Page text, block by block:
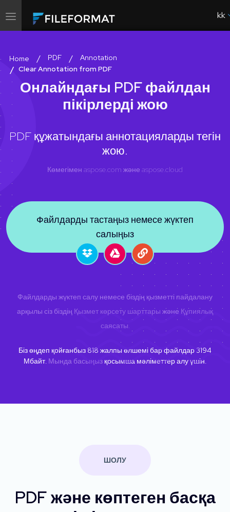
Навигацияны
ауыстырып
kk
Home PDF
Annotation
Clear Annotation from PDF
Онлайндағы PDF файлдан
пікірлерді жою
PDF құжатындағы аннотацияларды тегін
жою.
Көмегімен aspose.com және aspose.cloud
Файлдарды тастаңыз немесе жүктеп
салыңыз
Файлдарды жүктеп салу немесе біздің қызметті пайдалану
арқылы сіз біздің Қызмет көрсету шарттары және Құпиялық
саясаты
Біз өңдеп қойғанбыз 818 жалпы өлшемі бар файлдар3194
Мбайт. Мында басыңыз қосымша мәліметтер алу үшін.
ШОЛУ
PDF және көптеген басқа